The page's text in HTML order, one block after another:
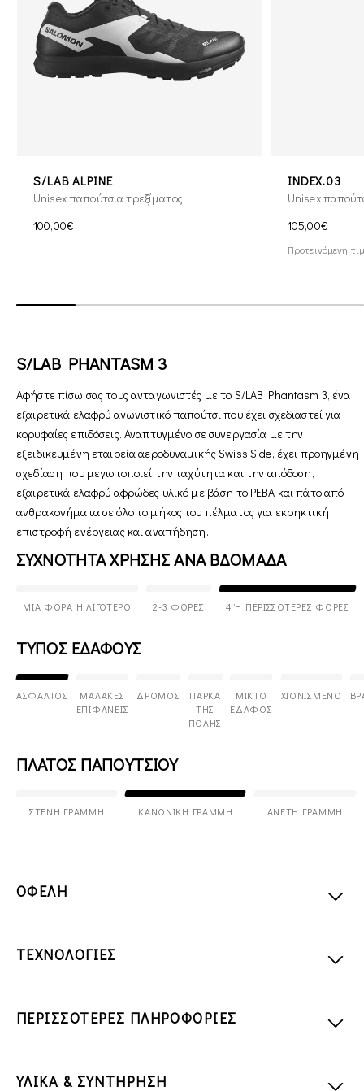
S/LAB ALPINE
Unisex παπούτσια τρεξίματος
100,00€
INDEX.03
Unisex
105,00€
Προτεινόμενη
S/LAB PHANTASM 3
Αφήστε πίσω σας τους ανταγωνιστές με το S/LAB Phantasm 3, ένα
εξαιρετικά ελαφρύ αγωνιστικό παπούτσι που έχει σχεδιαστεί για
κορυφαίες επιδόσεις. Αναπτυγμένο σε συνεργασία με την
εξειδικευμένη εταιρεία αεροδυναμικής Swiss Side, έχει προηγμένη
σχεδίαση που μεγιστοποιεί την ταχύτητα και την απόδοση,
εξαιρετικά ελαφρύ αφρώδες υλικό με βάση το PEBA και πάτο από
ανθρακονήματα σε όλο το μήκος του πέλματος για εκρηκτική
επιστροφή ενέργειας και αναπήδηση.
ΣΥΧΝΟΤΗΤΑ ΧΡΗΣΗΣ ΑΝΑ ΒΔΟΜΑΔΑ
ΜΊΑ ΦΟΡΆ Ή ΛΙΓΌΤΕΡΟ 2-3 ΦΟΡΈΣ 4 Ή ΠΕΡΙΣΣΌΤΕΡΕΣ ΦΟΡΈΣ
ΤΥΠΟΣ ΕΔΑΦΟΥΣ
ΆΣΦΑΛΤΟΣ
ΜΑΛΑΚΈΣ
ΕΠΙΦΆΝΕΙΣ
ΔΡΌΜΟΣ
ΠΆΡΚΑ
ΤΗΣ
ΠΌΛΗΣ
ΜΙΚΤΌ
ΈΔΑΦΟΣ
ΧΙΟΝΙΣΜΈΝΟ
ΠΛΑΤΟΣ ΠΑΠΟΥΤΣΙΟΥ
ΣΤΕΝΉ ΓΡΑΜΜΉ ΚΑΝΟΝΙΚΉ ΓΡΑΜΜΉ ΆΝΕΤΗ ΓΡΑΜΜΉ
ΟΦΕΛΗ
ΤΕΧΝΟΛΟΓΙΕΣ
ΠΕΡΙΣΣΟΤΕΡΕΣ ΠΛΗΡΟΦΟΡΙΕΣ
ΥΛΙΚΑ & ΣΥΝΤΗΡΗΣΗ